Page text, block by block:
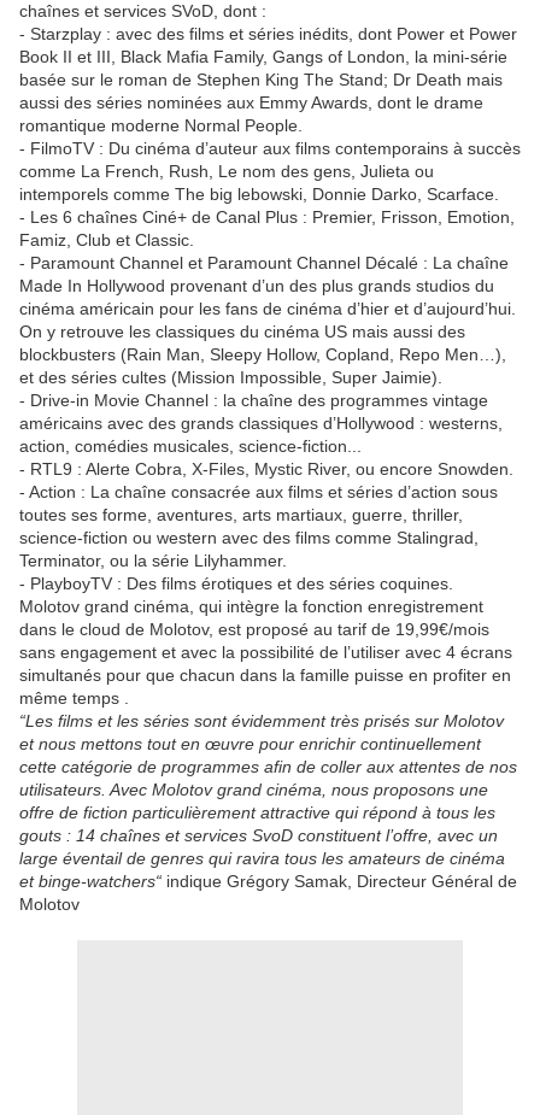
chaînes et services SVoD, dont :
- Starzplay : avec des films et séries inédits, dont Power et Power
Book II et III, Black Mafia Family, Gangs of London, la mini-série
basée sur le roman de Stephen King The Stand; Dr Death mais
aussi des séries nominées aux Emmy Awards, dont le drame
romantique moderne Normal People.
- FilmoTV : Du cinéma d’auteur aux films contemporains à succès
comme La French, Rush, Le nom des gens, Julieta ou
intemporels comme The big lebowski, Donnie Darko, Scarface.
- Les 6 chaînes Ciné+ de Canal Plus : Premier, Frisson, Emotion,
Famiz, Club et Classic.
- Paramount Channel et Paramount Channel Décalé : La chaîne
Made In Hollywood provenant d’un des plus grands studios du
cinéma américain pour les fans de cinéma d’hier et d’aujourd’hui.
On y retrouve les classiques du cinéma US mais aussi des
blockbusters (Rain Man, Sleepy Hollow, Copland, Repo Men…),
et des séries cultes (Mission Impossible, Super Jaimie).
- Drive-in Movie Channel : la chaîne des programmes vintage
américains avec des grands classiques d’Hollywood : westerns,
action, comédies musicales, science-fiction...
- RTL9 : Alerte Cobra, X-Files, Mystic River, ou encore Snowden.
- Action : La chaîne consacrée aux films et séries d’action sous
toutes ses forme, aventures, arts martiaux, guerre, thriller,
science-fiction ou western avec des films comme Stalingrad,
Terminator, ou la série Lilyhammer.
- PlayboyTV : Des films érotiques et des séries coquines.
Molotov grand cinéma, qui intègre la fonction enregistrement
dans le cloud de Molotov, est proposé au tarif de 19,99€/mois
sans engagement et avec la possibilité de l’utiliser avec 4 écrans
simultanés pour que chacun dans la famille puisse en profiter en
même temps .
“Les films et les séries sont évidemment très prisés sur Molotov
et nous mettons tout en œuvre pour enrichir continuellement
cette catégorie de programmes afin de coller aux attentes de nos
utilisateurs. Avec Molotov grand cinéma, nous proposons une
offre de fiction particulièrement attractive qui répond à tous les
gouts : 14 chaînes et services SvoD constituent l’offre, avec un
large éventail de genres qui ravira tous les amateurs de cinéma
et binge-watchers“ indique Grégory Samak, Directeur Général de
Molotov